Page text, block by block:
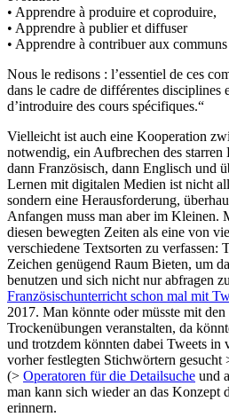
• Apprendre à produire et coproduire,
• Apprendre à publier et diffuser
• Apprendre à contribuer aux
Nous le redisons : l’essentiel de ces
dans le cadre de différentes disciplines
d’introduire des cours spécifiques.“
Vielleicht ist auch eine Kooperation
notwendig, ein Aufbrechen des starren
dann Französisch, dann Englisch und
Lernen mit digitalen Medien ist nicht
sondern eine Herausforderung,
Anfangen muss man aber im Kleinen.
diesen bewegten Zeiten als eine von
verschiedene Textsorten zu verfassen:
Zeichen genügend Raum Bieten, um
benutzen und sich nicht nur abfragen
Französischunterricht schon mal mit
2017. Man könnte oder müsste mit
Trockenübungen veranstalten, da
und trotzdem könnten dabei Tweets in
vorher festlegten Stichwörtern gesucht
(> Operatoren für die Detailsuche und
man kann sich wieder an das Konzept
erinnern.